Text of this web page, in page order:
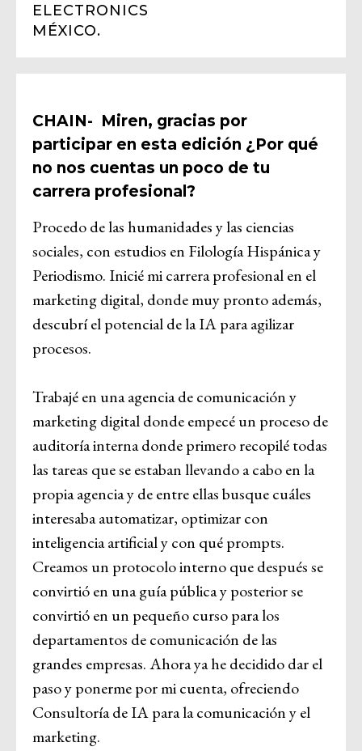
CHAIN- Miren, gracias por
participar en esta edición ¿Por qué
no nos cuentas un poco de tu
carrera profesional?
Procedo de las humanidades y las ciencias
sociales, con estudios en Filología Hispánica y
Periodismo. Inicié mi carrera profesional en el
marketing digital, donde muy pronto además,
descubrí el potencial de la IA para agilizar
procesos.
Trabajé en una agencia de comunicación y
marketing digital donde empecé un proceso de
auditoría interna donde primero recopilé todas
las tareas que se estaban llevando a cabo en la
propia agencia y de entre ellas busque cuáles
interesaba automatizar, optimizar con
inteligencia artificial y con qué prompts.
Creamos un protocolo interno que después se
convirtió en una guía pública y posterior se
convirtió en un pequeño curso para los
departamentos de comunicación de las
grandes empresas. Ahora ya he decidido dar el
paso y ponerme por mi cuenta, ofreciendo
Consultoría de IA para la comunicación y el
marketing.
ELECTRONICS
MÉXICO.